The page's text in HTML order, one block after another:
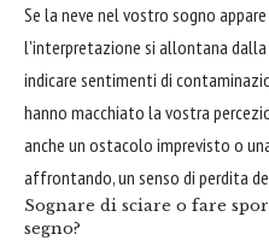
Se la neve nel vostro sogno
l'interpretazione si allontana dalla
indicare sentimenti di
hanno macchiato la vostra
anche un ostacolo imprevisto o
affrontando, un senso di perdita
Sognare di sciare o fare
segno?